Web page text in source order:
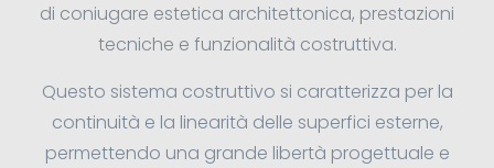
di coniugare estetica architettonica, prestazioni
tecniche e funzionalità costruttiva.
Questo sistema costruttivo si caratterizza per la
continuità e la linearità delle superfici esterne,
permettendo una grande libertà progettuale e